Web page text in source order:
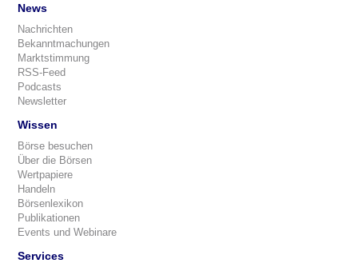
News
Nachrichten
Bekanntmachungen
Marktstimmung
RSS-Feed
Podcasts
Newsletter
Wissen
Börse besuchen
Über die Börsen
Wertpapiere
Handeln
Börsenlexikon
Publikationen
Events und Webinare
Services